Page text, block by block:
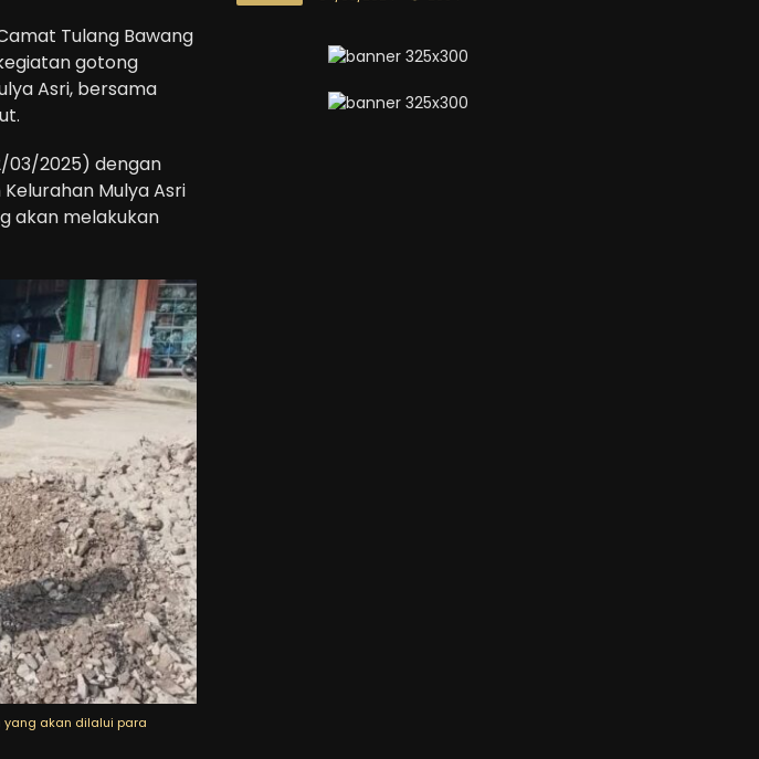
Tulang Bawang
gotong
Asri, bersama
03/2025) dengan
Mulya Asri
akan melakukan
yang akan dilalui para